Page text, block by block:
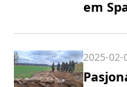
em
2025-02-